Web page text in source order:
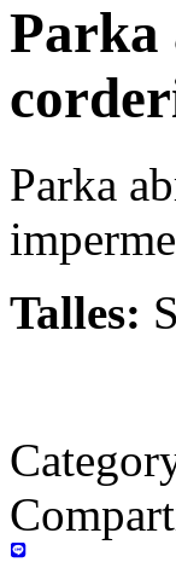
Parka
Parka
Talles: